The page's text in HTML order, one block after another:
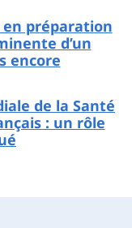
préparation
d’un
encore
de la Santé
: un rôle